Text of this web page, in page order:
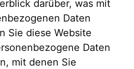
darüber, was mit
Daten
Sie diese Website
Daten
mit denen Sie